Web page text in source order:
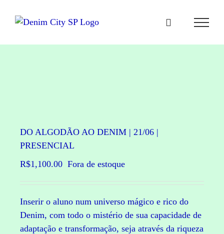
conteúdo
DO ALGODÃO AO DENIM | 21/06 |
PRESENCIAL
R$1,100.00 Fora de estoque
Inserir o aluno num universo mágico e rico do
Denim, com todo o mistério de sua capacidade de
adaptação e transformação, seja através da riqueza